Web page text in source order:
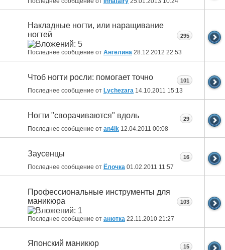
Накладные ногти, или наращивание
ногтей
Последнее сообщение от Ангелина 28.12.2012 22:53
295
Чтоб ногти росли: помогает точно
Последнее сообщение от Lychezara 14.10.2011 15:13
101
Ногти "сворачиваются" вдоль
Последнее сообщение от an4ik 12.04.2011 00:08
29
Заусенцы
Последнее сообщение от Ёлочка 01.02.2011 11:57
16
Профессиональные инструменты для
маникюра
Последнее сообщение от анютка 22.11.2010 21:27
103
Японский маникюр 15